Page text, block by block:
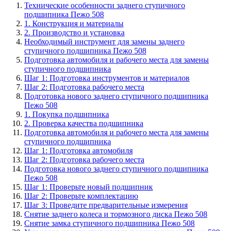
Технические особенности заднего ступичного
подшипника Пежо 508
1. Конструкция и материалы
2. Производство и установка
Необходимый инструмент для замены заднего
ступичного подшипника Пежо 508
Подготовка автомобиля и рабочего места для замены
ступичного подшипника
Шаг 1: Подготовка инструментов и материалов
Шаг 2: Подготовка рабочего места
Подготовка нового заднего ступичного подшипника
Пежо 508
1. Покупка подшипника
2. Проверка качества подшипника
Подготовка автомобиля и рабочего места для замены
ступичного подшипника
Шаг 1: Подготовка автомобиля
Шаг 2: Подготовка рабочего места
Подготовка нового заднего ступичного подшипника
Пежо 508
Шаг 1: Проверьте новый подшипник
Шаг 2: Проверьте комплектацию
Шаг 3: Проведите предварительные измерения
Снятие заднего колеса и тормозного диска Пежо 508
Снятие замка ступичного подшипника Пежо 508